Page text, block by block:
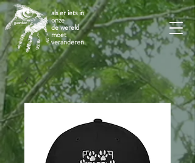
als er iets in
onze
de wereld
moet
veranderen